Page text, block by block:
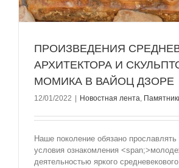
ПРОИЗВЕДЕНИЯ
АРХИТЕКТОРА И
МОМИКА В ВАЙОЦ ДЗОРЕ
12/01/2022 Новостная лента,
Наше поколение обязано прославлять
условия ознакомления
деятельностью яркого